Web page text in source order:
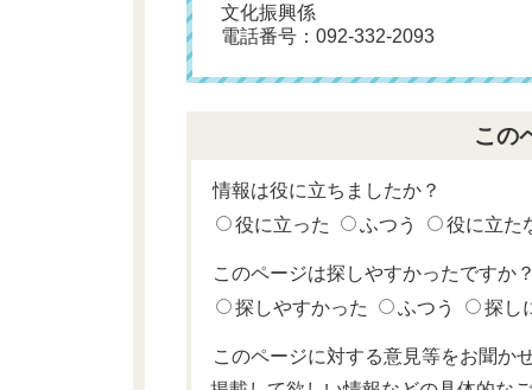
文化振興係
電話番号：092-332-2093
この
情報は役に立ちましたか？
役に立った
ふつう 役に立た
このページは探しやすかったですか
探しやすかった
ふつう 探し
このページに対する意見等をお聞か